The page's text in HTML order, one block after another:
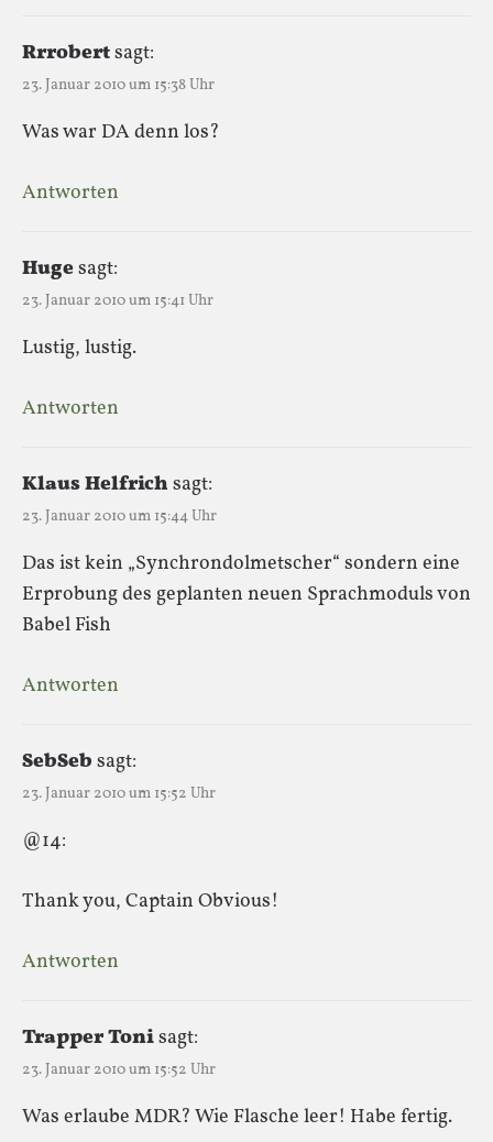
Rrrobertsagt:
23. Januar 2010 um 15:38 Uhr
Was war DA denn los?
Antworten
Hugesagt:
23. Januar 2010 um 15:41 Uhr
Lustig, lustig.
Antworten
Klaus Helfrich sagt:
23. Januar 2010 um 15:44 Uhr
Das ist kein „Synchrondolmetscher“ sondern eine
Erprobung des geplanten neuen Sprachmoduls von
Babel Fish
Antworten
SebSeb sagt:
23. Januar 2010 um 15:52 Uhr
@14:
Thank you, Captain Obvious!
Antworten
Trapper Tonisagt:
23. Januar 2010 um 15:52 Uhr
Was erlaube MDR? Wie Flasche leer! Habe fertig.